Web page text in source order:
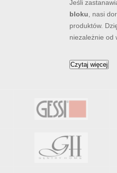
Jeśli
bloku , nasi
produktów.
niezależnie od
Czytaj więcej